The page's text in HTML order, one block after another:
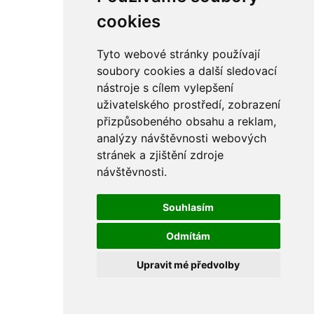
cookies
Tyto webové stránky používají
soubory cookies a další sledovací
nástroje s cílem vylepšení
uživatelského prostředí, zobrazení
přizpůsobeného obsahu a reklam,
analýzy návštěvnosti webových
stránek a zjištění zdroje
návštěvnosti.
Souhlasím
Odmítám
Upravit mé předvolby
řetězy
ostatní části
sekundární
sání
sedla
spojovací materiál
matice
podložky
pojistné kroužky
šrouby
výbava
výfuky a kolena
bowdeny a lanka
filtry
gufera